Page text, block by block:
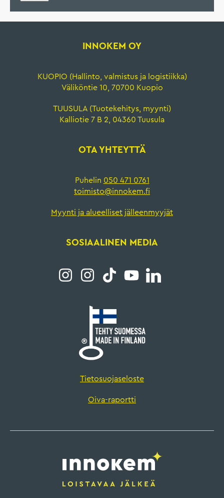
INNOKEM OY
KUOPIO (Hallinto, valmistus ja logistiikka)
Väliköntie 10, 70700 Kuopio
TUUSULA (Tuotekehitys, myynti)
Kalliotie 7 B 2, 04360 Tuusula
OTA YHTEYTTÄ
Puhelin 050 471 0761
toimisto@innokem.fi
Myynti ja alueelliset jälleenmyyjät
SOSIAALINEN MEDIA
Tietosuojaseloste
Oiva-raportti